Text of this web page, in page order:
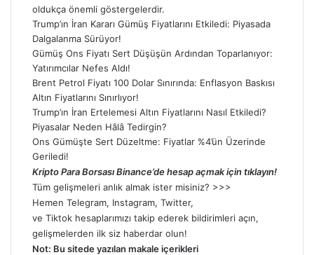
oldukça önemli göstergelerdir.
Trump’ın İran Kararı Gümüş Fiyatlarını Etkiledi: Piyasada
Dalgalanma Sürüyor!
Gümüş Ons Fiyatı Sert Düşüşün Ardından Toparlanıyor:
Yatırımcılar Nefes Aldı!
Brent Petrol Fiyatı 100 Dolar Sınırında: Enflasyon Baskısı
Altın Fiyatlarını Sınırlıyor!
Trump’ın İran Ertelemesi Altın Fiyatlarını Nasıl Etkiledi?
Piyasalar Neden Hâlâ Tedirgin?
Ons Gümüşte Sert Düzeltme: Fiyatlar %4’ün Üzerinde
Geriledi!
Kripto Para Borsası Binance’de hesap açmak için tıklayın!
Tüm gelişmeleri anlık almak ister misiniz? >>>
Hemen Telegram, Instagram, Twitter,
ve Tiktok hesaplarımızı takip ederek bildirimleri açın,
gelişmelerden ilk siz haberdar olun!
Not: Bu sitede yazılan makale içerikleri